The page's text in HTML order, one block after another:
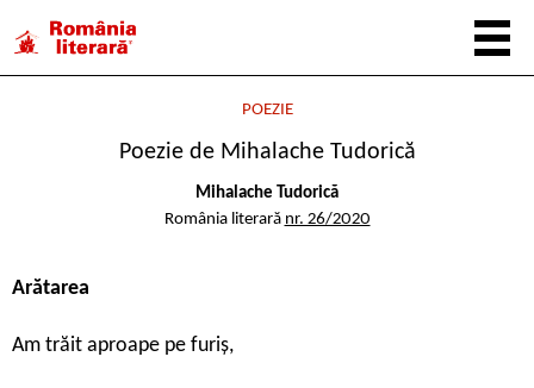
POEZIE
Poezie de Mihalache Tudorică
Mihalache Tudorică
România literară nr. 26/2020
Arătarea
Am trăit aproape pe furiș,